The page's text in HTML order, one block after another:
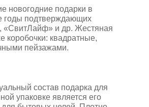
новогодние подарки в
годы подтверждающих
«СвитЛайф» и др. Жестяная
коробочки: квадратные,
пейзажами.
состав подарка для
упаковке является его